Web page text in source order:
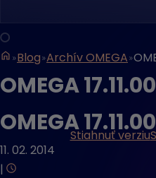
Blog Archív OMEGA
OMEGA 17.11.00
OMEGA 17.11.00
11. 02. 2014
|
Stiahnuť verziu